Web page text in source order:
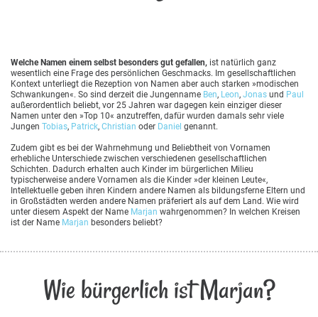
Welche Namen einem selbst besonders gut gefallen, ist natürlich ganz
wesentlich eine Frage des persönlichen Geschmacks. Im gesellschaftlichen
Kontext unterliegt die Rezeption von Namen aber auch starken »modischen
Schwankungen«. So sind derzeit die Jungenname Ben, Leon, Jonas und Paul
außerordentlich beliebt, vor 25 Jahren war dagegen kein einziger dieser
Namen unter den »Top 10« anzutreffen, dafür wurden damals sehr viele
Jungen Tobias, Patrick, Christian oder Daniel genannt.
Zudem gibt es bei der Wahrnehmung und Beliebtheit von Vornamen
erhebliche Unterschiede zwischen verschiedenen gesellschaftlichen
Schichten. Dadurch erhalten auch Kinder im bürgerlichen Milieu
typischerweise andere Vornamen als die Kinder »der kleinen Leute«,
Intellektuelle geben ihren Kindern andere Namen als bildungsferne Eltern und
in Großstädten werden andere Namen präferiert als auf dem Land. Wie wird
unter diesem Aspekt der Name Marjan wahrgenommen? In welchen Kreisen
ist der Name Marjan besonders beliebt?
Wie bürgerlich ist Marjan?